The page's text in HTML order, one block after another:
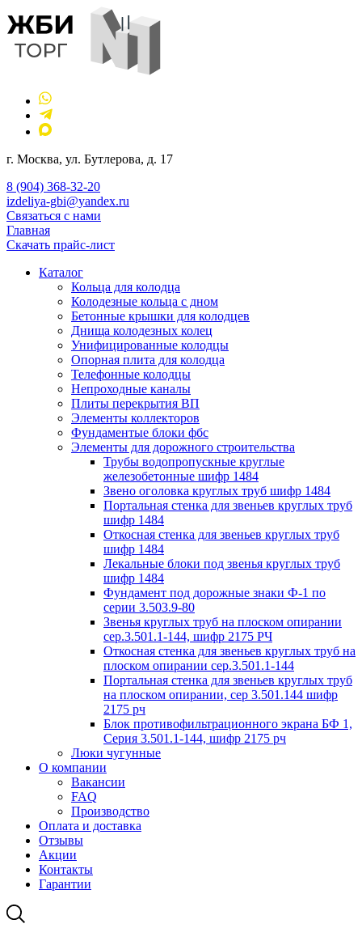
г. Москва, ул. Бутлерова, д. 17
8 (904) 368-32-20
izdeliya-gbi@yandex.ru
Связаться с нами
Главная
Скачать прайс-лист
Каталог
Кольца для колодца
Колодезные кольца с дном
Бетонные крышки для колодцев
Днища колодезных колец
Унифицированные колодцы
Опорная плита для колодца
Телефонные колодцы
Непроходные каналы
Плиты перекрытия ВП
Элементы коллекторов
Фундаментые блоки фбс
Элементы для дорожного строительства
Трубы водопропускные круглые
железобетонные шифр 1484
Звено оголовка круглых труб шифр 1484
Портальная стенка для звеньев круглых труб
шифр 1484
Откосная стенка для звеньев круглых труб
шифр 1484
Лекальные блоки под звенья круглых труб
шифр 1484
Фундамент под дорожные знаки Ф-1 по
серии 3.503.9-80
Звенья круглых труб на плоском опирании
сер.3.501.1-144, шифр 2175 РЧ
Откосная стенка для звеньев круглых труб на
плоском опирании сер.3.501.1-144
Портальная стенка для звеньев круглых труб
на плоском опирании, сер 3.501.144 шифр
2175 рч
Блок противофильтрационного экрана БФ 1,
Серия 3.501.1-144, шифр 2175 рч
Люки чугунные
О компании
Вакансии
FAQ
Производство
Оплата и доставка
Отзывы
Акции
Контакты
Гарантии